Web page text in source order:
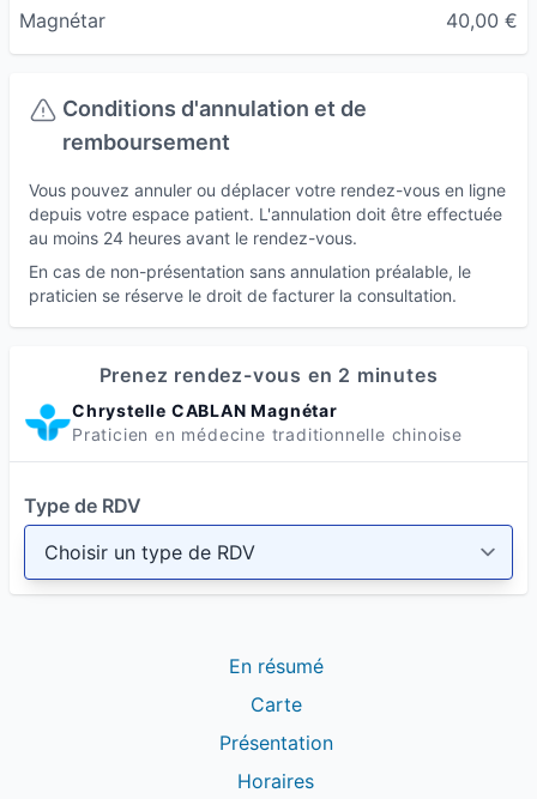
Magnétar 40,00 €
Conditions d'annulation et de
remboursement
Vous pouvez annuler ou déplacer votre rendez-vous en ligne
depuis votre espace patient. L'annulation doit être effectuée
au moins 24 heures avant le rendez-vous.
En cas de non-présentation sans annulation préalable, le
praticien se réserve le droit de facturer la consultation.
Prenez rendez-vous en 2 minutes
Chrystelle CABLAN Magnétar
Praticien en médecine traditionnelle chinoise
Type de RDV
En résumé
Carte
Présentation
Horaires